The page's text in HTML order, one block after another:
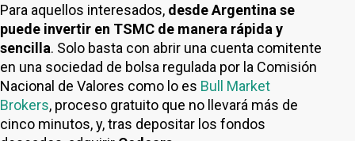
Para aquellos interesados, desde Argentina se
puede invertir en TSMC de manera rápida y
sencilla. Solo basta con abrir una cuenta comitente
en una sociedad de bolsa regulada por la Comisión
Nacional de Valores como lo es Bull Market
Brokers, proceso gratuito que no llevará más de
cinco minutos, y, tras depositar los fondos